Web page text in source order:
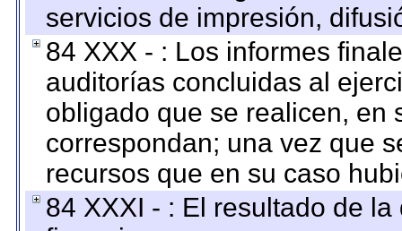
servicios de impresión,
84 XXX - : Los informes
auditorías concluidas al
obligado que se realicen, en
correspondan; una vez que
recursos que en su caso
84 XXXI - : El resultado de